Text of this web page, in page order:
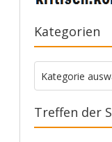
Kategorien
Kategorien
Kategorie
Treffen der